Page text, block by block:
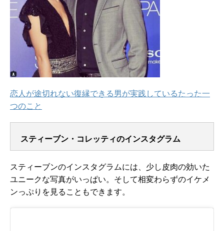
恋人が途切れない復縁できる男が実践しているたった一
つのこと
スティーブン・コレッティのインスタグラム
スティーブンのインスタグラムには、少し皮肉の効いた
ユニークな写真がいっぱい。そして相変わらずのイケメ
ンっぷりを見ることもできます。